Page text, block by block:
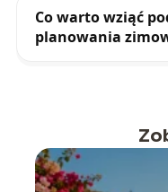
Co warto wziąć
planowania